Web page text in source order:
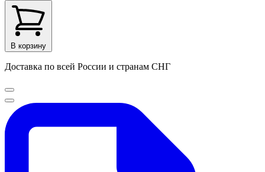
В корзину
Доставка по всей России и странам СНГ